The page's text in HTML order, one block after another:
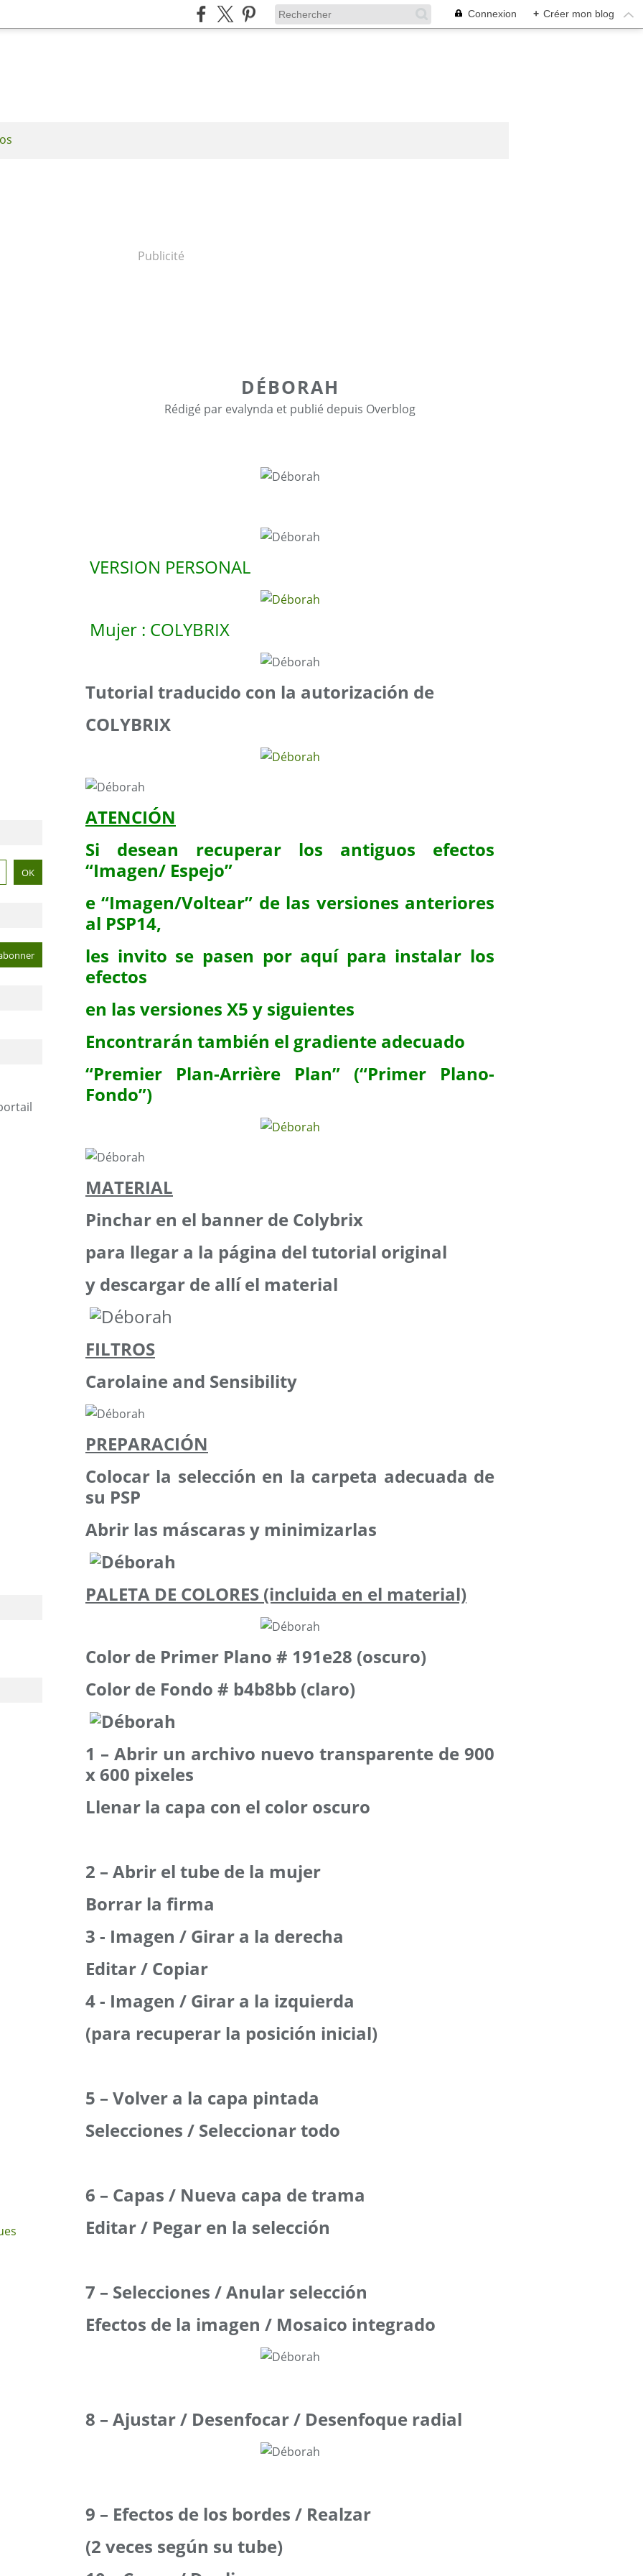
Connexion + Créer mon blog
Publicité
DÉBORAH
Rédigé par evalynda et publié depuis Overblog
VERSION PERSONAL
Mujer : COLYBRIX
Tutorial traducido con la autorización de
COLYBRIX
ATENCIÓN
Si desean recuperar los antiguos efectos
“Imagen/ Espejo”
e “Imagen/Voltear” de las versiones anteriores
al PSP14,
les invito se pasen por aquí para instalar los
efectos
en las versiones X5 y siguientes
Encontrarán también el gradiente adecuado
“Premier Plan-Arrière Plan” (“Primer Plano-
Fondo”)
MATERIAL
Pinchar en el banner de Colybrix
para llegar a la página del tutorial original
y descargar de allí el material
FILTROS
Carolaine and Sensibility
PREPARACIÓN
Colocar la selección en la carpeta adecuada de
su PSP
Abrir las máscaras y minimizarlas
PALETA DE COLORES (incluida en el material)
Color de Primer Plano # 191e28 (oscuro)
Color de Fondo # b4b8bb (claro)
1 – Abrir un archivo nuevo transparente de 900
x 600 pixeles
Llenar la capa con el color oscuro
2 – Abrir el tube de la mujer
Borrar la firma
3 - Imagen / Girar a la derecha
Editar / Copiar
4 - Imagen / Girar a la izquierda
(para recuperar la posición inicial)
5 – Volver a la capa pintada
Selecciones / Seleccionar todo
6 – Capas / Nueva capa de trama
Editar / Pegar en la selección
7 – Selecciones / Anular selección
Efectos de la imagen / Mosaico integrado
8 – Ajustar / Desenfocar / Desenfoque radial
9 – Efectos de los bordes / Realzar
(2 veces según su tube)